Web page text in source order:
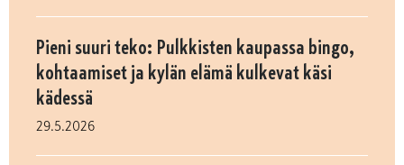
Pieni suuri teko: Pulkkisten kaupassa bingo,
kohtaamiset ja kylän elämä kulkevat käsi
kädessä
29.5.2026